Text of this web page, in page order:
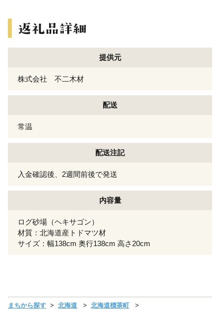
提供元
株式会社 不二木材
配送
常温
配送注記
入金確認後、2週間前後で発送
内容量
ログ砂場（ヘキサゴン）
材質：北海道産トドマツ材
サイズ：幅138cm 奥行138cm 高さ20cm
まちから探す 北海道 北海道標茶町